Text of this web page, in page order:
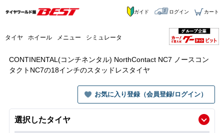
タイヤ ホイール メニュー シミュレータ
ガイド ログイン カート
CONTINENTAL(コンチネンタル) NorthContact NC7 ノースコン
タクトNC7の18インチのスタッドレスタイヤ
お気に入り登録（会員登録/ログイン）
選択したタイヤ